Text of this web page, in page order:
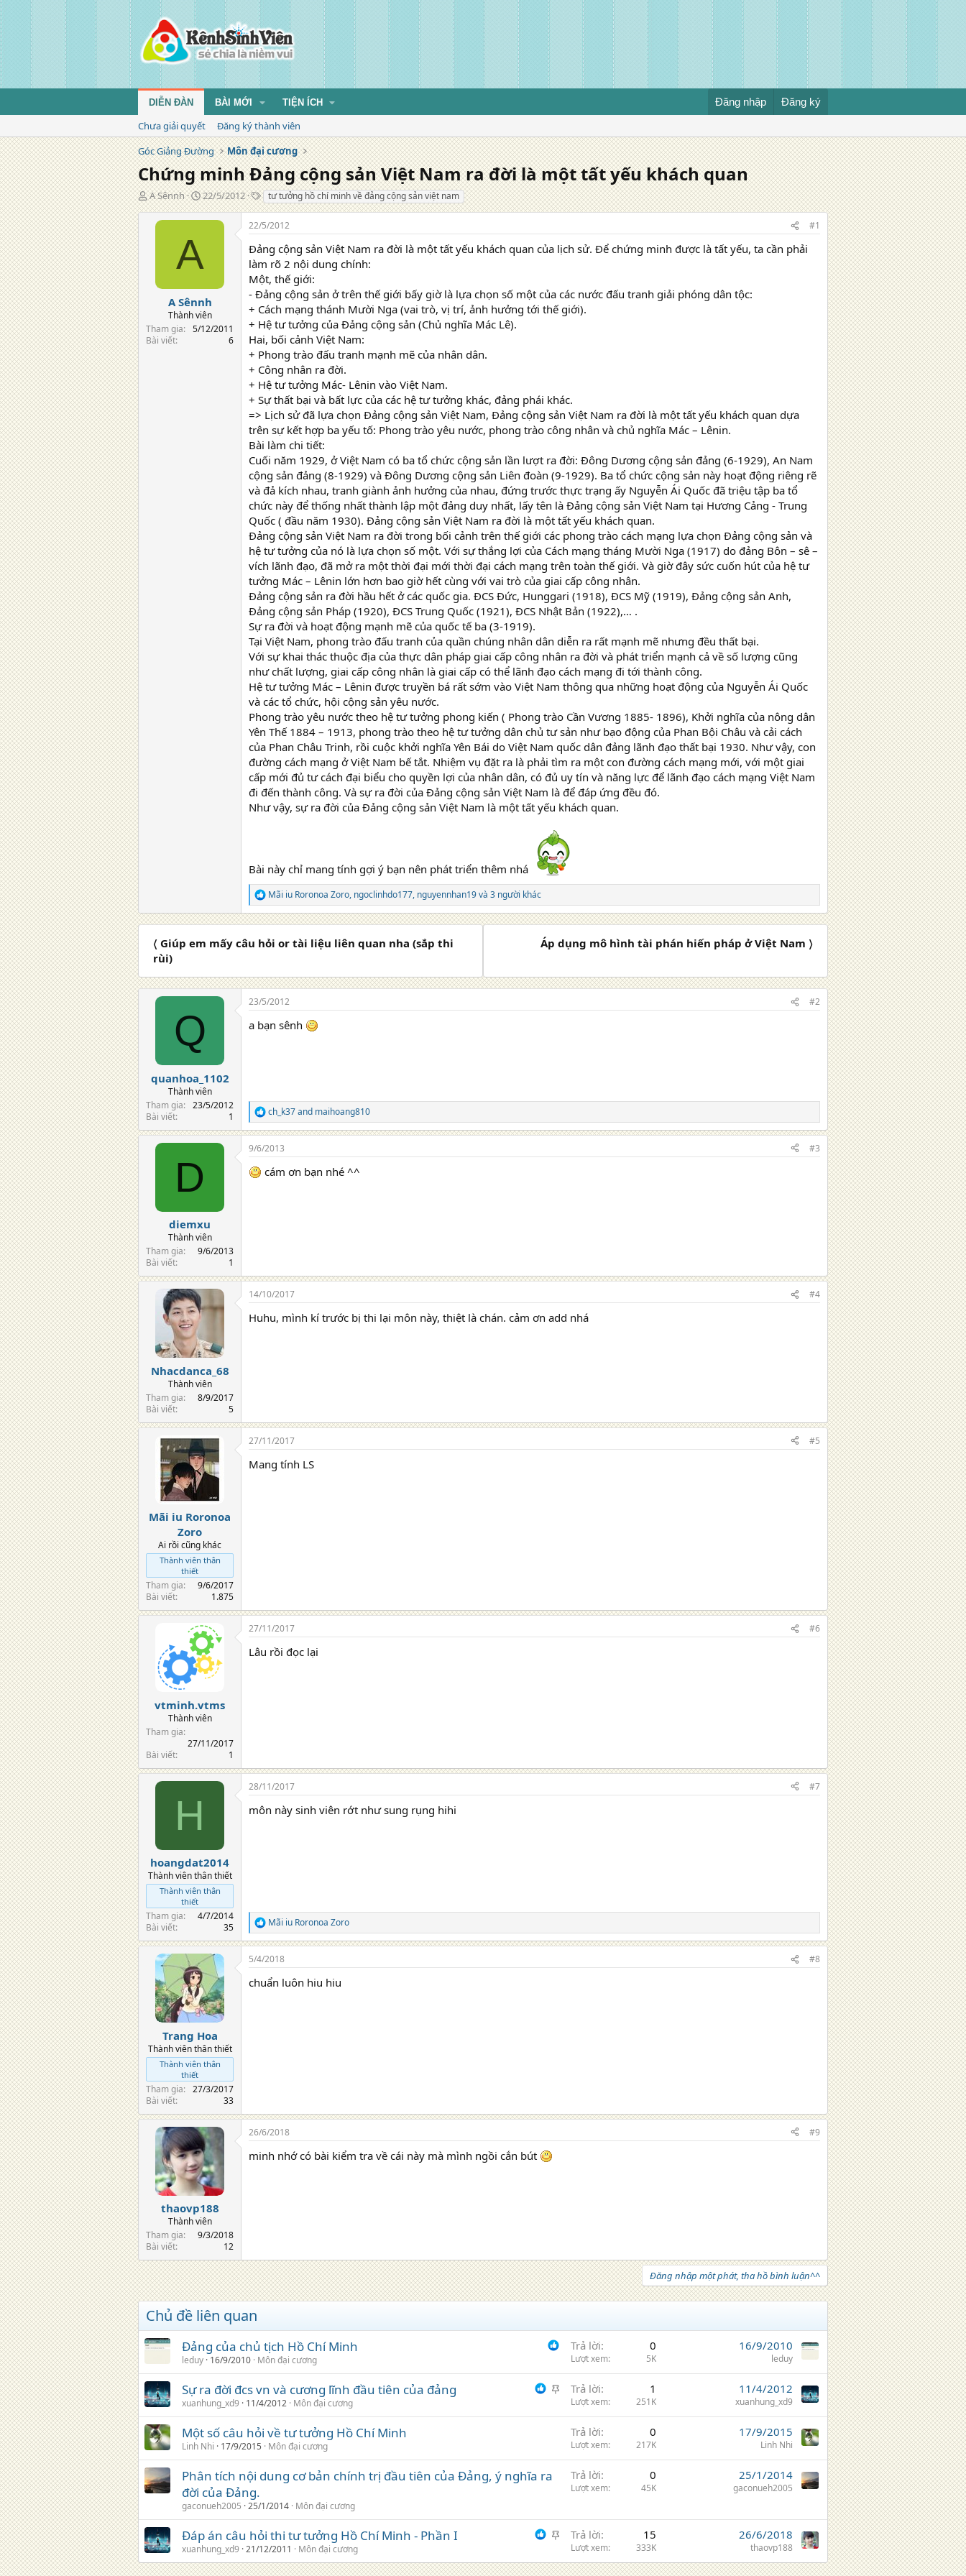
DIỄN ĐÀN BÀI MỚI TIỆN ÍCH Đăng nhập Đăng ký
Chưa giải quyết
Đăng ký thành viên
Góc Giảng Đường
Môn đại cương
Chứng minh Đảng cộng sản Việt Nam ra đời là một tất yếu khách quan
T
á
A Sênnh
N
g
à
n
22/5/2012
T
ừ
k
h
ó
a
tư tưởng hồ chí minh về đảng cộng sản việt nam
A
A Sênnh
Thành viên
Tham gia
5/12/2011
Bài viết
6
22/5/2012 #1
Đảng cộng sản Việt Nam ra đời là một tất yếu khách quan của lịch sử. Để chứng minh được là tất yếu, ta cần phải
làm rõ 2 nội dung chính:
Một, thế giới:
- Đảng cộng sản ở trên thế giới bấy giờ là lựa chọn số một của các nước đấu tranh giải phóng dân tộc:
+ Cách mạng thánh Mười Nga (vai trò, vị trí, ảnh hưởng tới thế giới).
+ Hệ tư tưởng của Đảng cộng sản (Chủ nghĩa Mác Lê).
Hai, bối cảnh Việt Nam:
+ Phong trào đấu tranh mạnh mẽ của nhân dân.
+ Công nhân ra đời.
+ Hệ tư tưởng Mác- Lênin vào Việt Nam.
+ Sự thất bại và bất lực của các hệ tư tưởng khác, đảng phái khác.
=> Lịch sử đã lựa chọn Đảng cộng sản Việt Nam, Đảng cộng sản Việt Nam ra đời là một tất yếu khách quan dựa
trên sự kết hợp ba yếu tố: Phong trào yêu nước, phong trào công nhân và chủ nghĩa Mác – Lênin.
Bài làm chi tiết:
Cuối năm 1929, ở Việt Nam có ba tổ chức cộng sản lần lượt ra đời: Đông Dương cộng sản đảng (6-1929), An Nam
cộng sản đảng (8-1929) và Đông Dương cộng sản Liên đoàn (9-1929). Ba tổ chức cộng sản này hoạt động riêng rẽ
và đả kích nhau, tranh giành ảnh hưởng của nhau, đứng trước thực trạng ấy Nguyễn Ái Quốc đã triệu tập ba tổ
chức này để thống nhất thành lập một đảng duy nhất, lấy tên là Đảng cộng sản Việt Nam tại Hương Cảng - Trung
Quốc ( đầu năm 1930). Đảng cộng sản Việt Nam ra đời là một tất yếu khách quan.
Đảng cộng sản Việt Nam ra đời trong bối cảnh trên thế giới các phong trào cách mạng lựa chọn Đảng cộng sản và
hệ tư tưởng của nó là lựa chọn số một. Với sự thắng lợi của Cách mạng tháng Mười Nga (1917) do đảng Bôn – sê –
vích lãnh đạo, đã mở ra một thời đại mới thời đại cách mạng trên toàn thế giới. Và giờ đây sức cuốn hút của hệ tư
tưởng Mác – Lênin lớn hơn bao giờ hết cùng với vai trò của giai cấp công nhân.
Đảng cộng sản ra đời hầu hết ở các quốc gia. ĐCS Đức, Hunggari (1918), ĐCS Mỹ (1919), Đảng cộng sản Anh,
Đảng cộng sản Pháp (1920), ĐCS Trung Quốc (1921), ĐCS Nhật Bản (1922),… .
Sự ra đời và hoạt động mạnh mẽ của quốc tế ba (3-1919).
Tại Việt Nam, phong trào đấu tranh của quần chúng nhân dân diễn ra rất mạnh mẽ nhưng đều thất bại.
Với sự khai thác thuộc địa của thực dân pháp giai cấp công nhân ra đời và phát triển mạnh cả về số lượng cũng
như chất lượng, giai cấp công nhân là giai cấp có thể lãnh đạo cách mạng đi tới thành công.
Hệ tư tưởng Mác – Lênin được truyền bá rất sớm vào Việt Nam thông qua những hoạt động của Nguyễn Ái Quốc
và các tổ chức, hội cộng sản yêu nước.
Phong trào yêu nước theo hệ tư tưởng phong kiến ( Phong trào Cần Vương 1885- 1896), Khởi nghĩa của nông dân
Yên Thế 1884 – 1913, phong trào theo hệ tư tưởng dân chủ tư sản như bạo động của Phan Bội Châu và cải cách
của Phan Châu Trinh, rồi cuộc khởi nghĩa Yên Bái do Việt Nam quốc dân đảng lãnh đạo thất bại 1930. Như vậy, con
đường cách mạng ở Việt Nam bế tắt. Nhiệm vụ đặt ra là phải tìm ra một con đường cách mạng mới, với một giai
cấp mới đủ tư cách đại biểu cho quyền lợi của nhân dân, có đủ uy tín và năng lực để lãnh đạo cách mạng Việt Nam
đi đến thành công. Và sự ra đời của Đảng cộng sản Việt Nam là để đáp ứng đều đó.
Như vậy, sự ra đời của Đảng cộng sản Việt Nam là một tất yếu khách quan.
Bài này chỉ mang tính gợi ý bạn nên phát triển thêm nhá
R
e
a
t
n
s
:
Mãi iu Roronoa Zoro, ngoclinhdo177, nguyennhan19và 3 người khác
〈 Giúp em mấy câu hỏi or tài liệu liên quan nha (sắp thi
rùi)
Áp dụng mô hình tài phán hiến pháp ở Việt Nam 〉
Q
quanhoa_1102
Thành viên
Tham gia
23/5/2012
Bài viết
1
23/5/2012 #2
a bạn sênh
R
e
a
c
i
ch_k37and maihoang810
D
diemxu
Thành viên
Tham gia
9/6/2013
Bài viết
1
9/6/2013 #3
cám ơn bạn nhé ^^
Nhacdanca_68
Thành viên
Tham gia
8/9/2017
Bài viết
5
14/10/2017 #4
Huhu, mình kí trước bị thi lại môn này, thiệt là chán. cảm ơn add nhá
Mãi iu Roronoa
Zoro
Ai rồi cũng khác
Thành viên thân
thiết
Tham gia
9/6/2017
Bài viết
1.875
27/11/2017 #5
Mang tính LS
vtminh.vtms
Thành viên
Tham gia
27/11/2017
Bài viết
1
27/11/2017 #6
Lâu rồi đọc lại
H
hoangdat2014
Thành viên thân thiết
Thành viên thân
thiết
Tham gia
4/7/2014
Bài viết
35
28/11/2017 #7
môn này sinh viên rớt như sung rụng hihi
R
e
a
c
i
Mãi iu Roronoa Zoro
Trang Hoa
Thành viên thân thiết
Thành viên thân
thiết
Tham gia
27/3/2017
Bài viết
33
5/4/2018 #8
chuẩn luôn hiu hiu
thaovp188
Thành viên
Tham gia
9/3/2018
Bài viết
12
26/6/2018 #9
minh nhớ có bài kiểm tra về cái này mà mình ngồi cắn bút
Đăng nhập một phát, tha hồ bình luận^^
Chủ đề liên quan
Đảng của chủ tịch Hồ Chí Minh
leduy 16/9/2010 Môn đại cương
Trả lời 0
Lượt xem 5K
16/9/2010
leduy
G
i
Sự ra đời đcs vn và cương lĩnh đầu tiên của đảng
xuanhung_xd9 11/4/2012 Môn đại cương
Trả lời 1
Lượt xem 251K
11/4/2012
xuanhung_xd9
Một số câu hỏi về tư tưởng Hồ Chí Minh
Linh Nhi 17/9/2015 Môn đại cương
Trả lời 0
Lượt xem 217K
17/9/2015
Linh Nhi
Phân tích nội dung cơ bản chính trị đầu tiên của Đảng, ý nghĩa ra
đời của Đảng.
gaconueh2005 25/1/2014 Môn đại cương
Trả lời 0
Lượt xem 45K
25/1/2014
gaconueh2005
G
i
Đáp án câu hỏi thi tư tưởng Hồ Chí Minh - Phần I
xuanhung_xd9 21/12/2011 Môn đại cương
Trả lời 15
Lượt xem 333K
26/6/2018
thaovp188